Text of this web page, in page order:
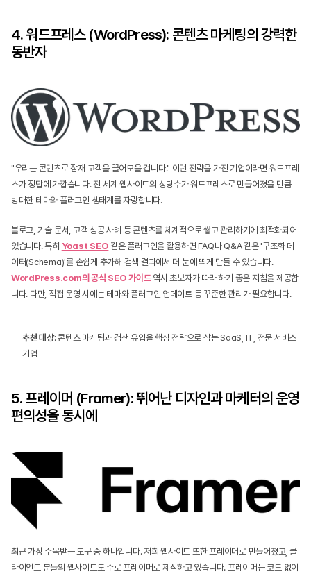
4. 워드프레스 (WordPress): 콘텐츠 마케팅의 강력한
동반자
"우리는 콘텐츠로 잠재 고객을 끌어모을 겁니다." 이런 전략을 가진 기업이라면 워드프레
스가 정답에 가깝습니다. 전 세계 웹사이트의 상당수가 워드프레스로 만들어졌을 만큼
방대한 테마와 플러그인 생태계를 자랑합니다.
블로그, 기술 문서, 고객 성공 사례 등 콘텐츠를 체계적으로 쌓고 관리하기에 최적화되어
있습니다. 특히 Yoast SEO 같은 플러그인을 활용하면 FAQ나 Q&A 같은 '구조화 데
이터(Schema)'를 손쉽게 추가해 검색 결과에서 더 눈에 띄게 만들 수 있습니다.
WordPress.com의 공식 SEO 가이드 역시 초보자가 따라 하기 좋은 지침을 제공합
니다. 다만, 직접 운영 시에는 테마와 플러그인 업데이트 등 꾸준한 관리가 필요합니다.
추천 대상: 콘텐츠 마케팅과 검색 유입을 핵심 전략으로 삼는 SaaS, IT, 전문 서비스
기업
5. 프레이머 (Framer): 뛰어난 디자인과 마케터의 운영
편의성을 동시에
최근 가장 주목받는 도구 중 하나입니다. 저희 웹사이트 또한 프레이머로 만들어졌고, 클
라이언트 분들의 웹사이트도 주로 프레이머로 제작하고 있습니다. 프레이머는 코드 없이